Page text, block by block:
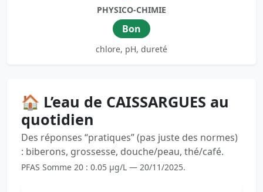
PHYSICO-CHIMIE
Bon
chlore, pH, dureté
🏠 L’eau de CAISSARGUES au
quotidien
Des réponses “pratiques” (pas juste des normes)
: biberons, grossesse, douche/peau, thé/café.
PFAS Somme 20 : 0.05 µg/L — 20/11/2025.